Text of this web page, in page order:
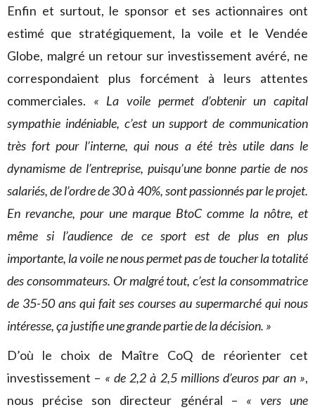
Enfin et surtout, le sponsor et ses actionnaires ont
estimé que stratégiquement, la voile et le Vendée
Globe, malgré un retour sur investissement avéré, ne
correspondaient plus forcément à leurs attentes
commerciales. « La voile permet d’obtenir un capital
sympathie indéniable, c’est un support de communication
très fort pour l’interne, qui nous a été très utile dans le
dynamisme de l’entreprise, puisqu’une bonne partie de nos
salariés, de l’ordre de 30 à 40%, sont passionnés par le projet.
En revanche, pour une marque BtoC comme la nôtre, et
même si l’audience de ce sport est de plus en plus
importante, la voile ne nous permet pas de toucher la totalité
des consommateurs. Or malgré tout, c’est la consommatrice
de 35-50 ans qui fait ses courses au supermarché qui nous
intéresse, ça justifie une grande partie de la décision. »
D’où le choix de Maître CoQ de réorienter cet
investissement – « de 2,2 à 2,5 millions d’euros par an »,
nous précise son directeur général – « vers une